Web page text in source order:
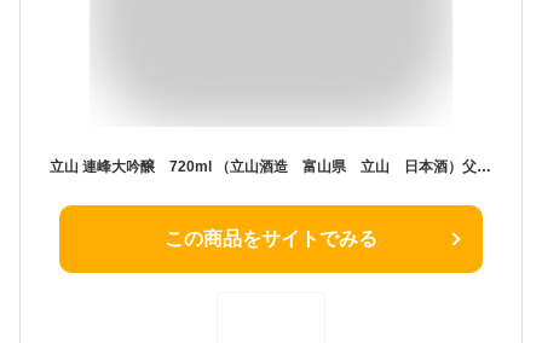
立山 連峰大吟醸 720ml （立山酒造 富山県 立山 日本酒）父の日・お中元・お歳暮等の贈り物にもオススメ.
この商品をサイトでみる